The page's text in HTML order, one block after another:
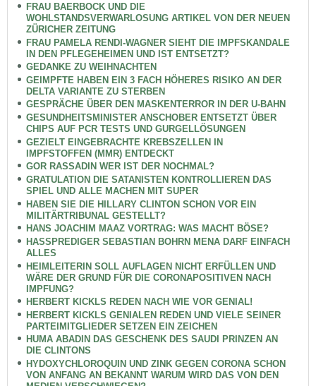
FRAU BAERBOCK UND DIE
WOHLSTANDSVERWARLOSUNG ARTIKEL VON DER NEUEN
ZÜRICHER ZEITUNG
FRAU PAMELA RENDI-WAGNER SIEHT DIE IMPFSKANDALE
IN DEN PFLEGEHEIMEN UND IST ENTSETZT?
GEDANKE ZU WEIHNACHTEN
GEIMPFTE HABEN EIN 3 FACH HÖHERES RISIKO AN DER
DELTA VARIANTE ZU STERBEN
GESPRÄCHE ÜBER DEN MASKENTERROR IN DER U-BAHN
GESUNDHEITSMINISTER ANSCHOBER ENTSETZT ÜBER
CHIPS AUF PCR TESTS UND GURGELLÖSUNGEN
GEZIELT EINGEBRACHTE KREBSZELLEN IN
IMPFSTOFFEN (MMR) ENTDECKT
GOR RASSADIN WER IST DER NOCHMAL?
GRATULATION DIE SATANISTEN KONTROLLIEREN DAS
SPIEL UND ALLE MACHEN MIT SUPER
HABEN SIE DIE HILLARY CLINTON SCHON VOR EIN
MILITÄRTRIBUNAL GESTELLT?
HANS JOACHIM MAAZ VORTRAG: WAS MACHT BÖSE?
HASSPREDIGER SEBASTIAN BOHRN MENA DARF EINFACH
ALLES
HEIMLEITERIN SOLL AUFLAGEN NICHT ERFÜLLEN UND
WÄRE DER GRUND FÜR DIE CORONAPOSITIVEN NACH
IMPFUNG?
HERBERT KICKLS REDEN NACH WIE VOR GENIAL!
HERBERT KICKLS GENIALEN REDEN UND VIELE SEINER
PARTEIMITGLIEDER SETZEN EIN ZEICHEN
HUMA ABADIN DAS GESCHENK DES SAUDI PRINZEN AN
DIE CLINTONS
HYDOXYCHLOROQUIN UND ZINK GEGEN CORONA SCHON
VON ANFANG AN BEKANNT WARUM WIRD DAS VON DEN